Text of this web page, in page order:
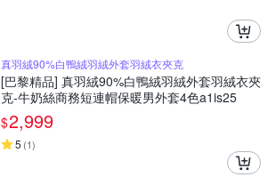
真羽絨90%白鴨絨羽絨外套羽絨衣夾克
[巴黎精品] 真羽絨90%白鴨絨羽絨外套羽絨衣夾
克-牛奶絲商務短連帽保暖男外套4色a1is25
$2,999
5 (1)